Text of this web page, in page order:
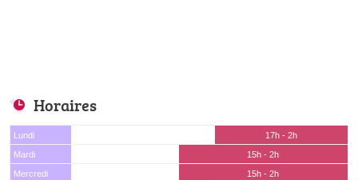
Horaires
Lundi
17h - 2h
Mardi
15h - 2h
Mercredi
15h - 2h